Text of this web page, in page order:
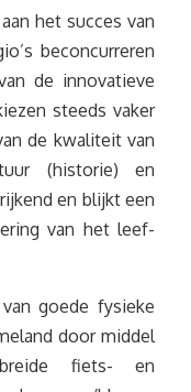
het succes van
beconcurreren
de innovatieve
steeds vaker
de kwaliteit van
(historie) en
en blijkt een
van het leef-
goede fysieke
door middel
fiets- en